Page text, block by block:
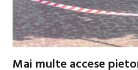
Mai multe accese